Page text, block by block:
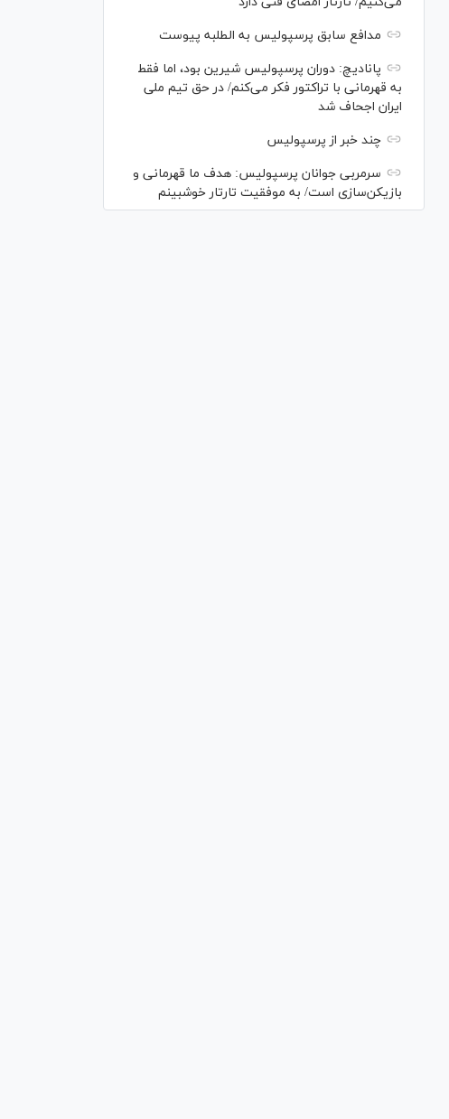
مدافع سابق پرسپولیس به الطلبه پیوست
پانادیچ: دوران پرسپولیس شیرین بود، اما فقط
به قهرمانی با تراکتور فکر می‌کنم/ در حق تیم ملی
ایران اجحاف شد
چند خبر از پرسپولیس
سرمربی جوانان پرسپولیس: هدف ما قهرمانی و
بازیکن‌سازی است/ به موفقیت تارتار خوشبینم